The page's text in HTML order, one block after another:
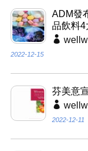
ADM發
品飲料4
2022-12-15
芬美意
2022-12-11